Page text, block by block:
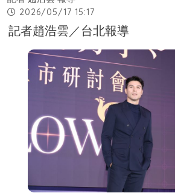
2026/05/17 15:17
記者趙浩雲／台北報導